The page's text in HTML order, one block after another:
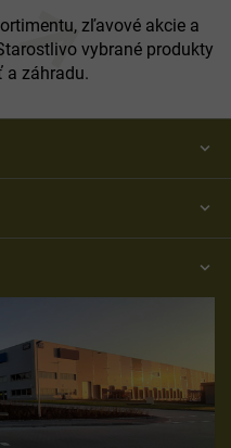
zľavové akcie a
vybrané produkty
a záhradu.